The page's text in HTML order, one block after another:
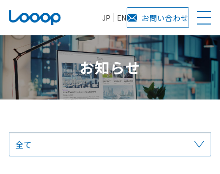
JP EN お問い合わせ
お知らせ
全て